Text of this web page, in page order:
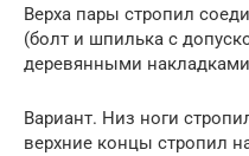
Верха пары стропил
(болт и шпилька с
деревянными
Вариант. Низ ноги
верхние концы стропил